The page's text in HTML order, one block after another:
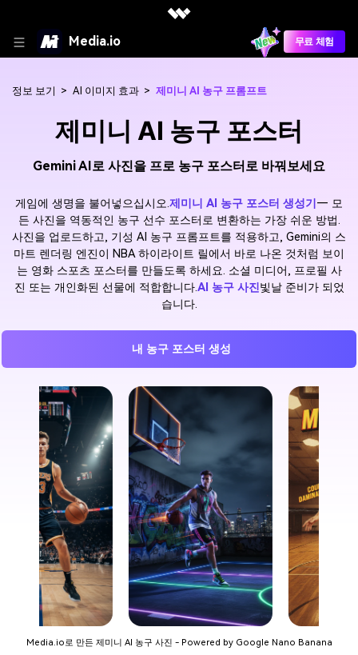
Media.io 무료 체험
정보 보기 > AI 이미지 효과 > 제미니 AI 농구 프롬프트
제미니 AI 농구 포스터
Gemini AI로 사진을 프로 농구 포스터로 바꿔보세요
게임에 생명을 불어넣으십시오.제미니 AI 농구 포스터 생성기 — 모
든 사진을 역동적인 농구 선수 포스터로 변환하는 가장 쉬운 방법.
사진을 업로드하고, 기성 AI 농구 프롬프트를 적용하고, Gemini의 스
마트 렌더링 엔진이 NBA 하이라이트 릴에서 바로 나온 것처럼 보이
는 영화 스포츠 포스터를 만들도록 하세요. 소셜 미디어, 프로필 사
진 또는 개인화된 선물에 적합합니다.AI 농구 사진빛날 준비가 되었
습니다.
내 농구 포스터 생성
Media.io로 만든 제미니 AI 농구 사진 - Powered by Google Nano Banana